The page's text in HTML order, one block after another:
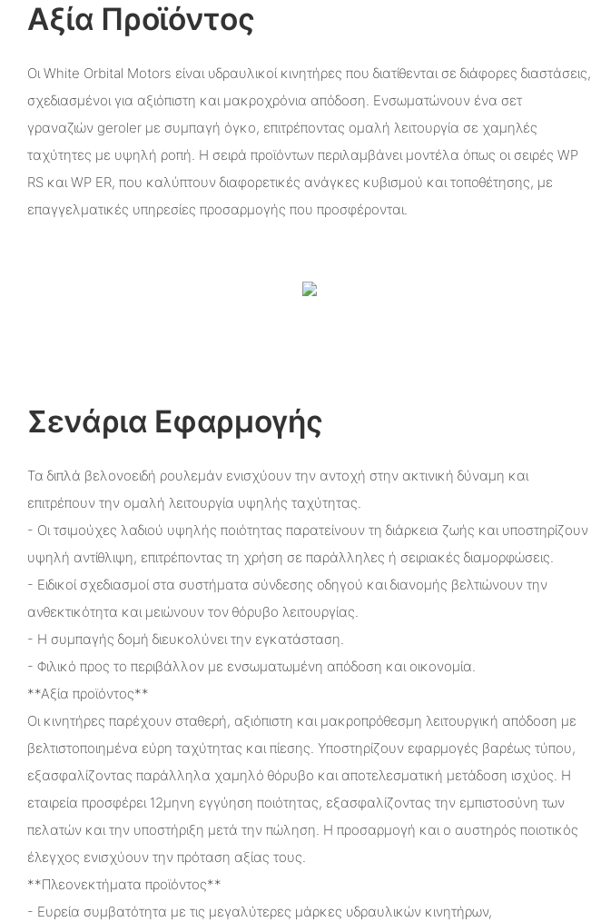
Αξία Προϊόντος
Οι White Orbital Motors είναι υδραυλικοί κινητήρες που διατίθενται σε διάφορες διαστάσεις,
σχεδιασμένοι για αξιόπιστη και μακροχρόνια απόδοση. Ενσωματώνουν ένα σετ
γραναζιών geroler με συμπαγή όγκο, επιτρέποντας ομαλή λειτουργία σε χαμηλές
ταχύτητες με υψηλή ροπή. Η σειρά προϊόντων περιλαμβάνει μοντέλα όπως οι σειρές WP
RS και WP ER, που καλύπτουν διαφορετικές ανάγκες κυβισμού και τοποθέτησης, με
επαγγελματικές υπηρεσίες προσαρμογής που προσφέρονται.
Σενάρια Εφαρμογής
Τα διπλά βελονοειδή ρουλεμάν ενισχύουν την αντοχή στην ακτινική δύναμη και
επιτρέπουν την ομαλή λειτουργία υψηλής ταχύτητας.
- Οι τσιμούχες λαδιού υψηλής ποιότητας παρατείνουν τη διάρκεια ζωής και υποστηρίζουν
υψηλή αντίθλιψη, επιτρέποντας τη χρήση σε παράλληλες ή σειριακές διαμορφώσεις.
- Ειδικοί σχεδιασμοί στα συστήματα σύνδεσης οδηγού και διανομής βελτιώνουν την
ανθεκτικότητα και μειώνουν τον θόρυβο λειτουργίας.
- Η συμπαγής δομή διευκολύνει την εγκατάσταση.
- Φιλικό προς το περιβάλλον με ενσωματωμένη απόδοση και οικονομία.
**Αξία προϊόντος**
Οι κινητήρες παρέχουν σταθερή, αξιόπιστη και μακροπρόθεσμη λειτουργική απόδοση με
βελτιστοποιημένα εύρη ταχύτητας και πίεσης. Υποστηρίζουν εφαρμογές βαρέως τύπου,
εξασφαλίζοντας παράλληλα χαμηλό θόρυβο και αποτελεσματική μετάδοση ισχύος. Η
εταιρεία προσφέρει 12μηνη εγγύηση ποιότητας, εξασφαλίζοντας την εμπιστοσύνη των
πελατών και την υποστήριξη μετά την πώληση. Η προσαρμογή και ο αυστηρός ποιοτικός
έλεγχος ενισχύουν την πρόταση αξίας τους.
**Πλεονεκτήματα προϊόντος**
- Ευρεία συμβατότητα με τις μεγαλύτερες μάρκες υδραυλικών κινητήρων,